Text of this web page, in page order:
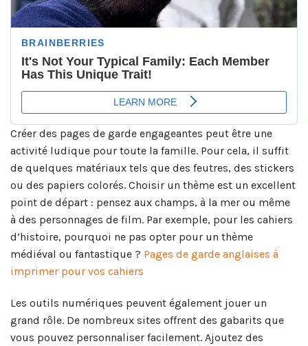
Créer des pages de garde engageantes peut être une
activité ludique pour toute la famille. Pour cela, il suffit
de quelques matériaux tels que des feutres, des stickers
ou des papiers colorés. Choisir un thème est un excellent
point de départ : pensez aux champs, à la mer ou même
à des personnages de film. Par exemple, pour les cahiers
d’histoire, pourquoi ne pas opter pour un thème
médiéval ou fantastique ? Pages de garde anglaises à
imprimer pour vos cahiers
Les outils numériques peuvent également jouer un
grand rôle. De nombreux sites offrent des gabarits que
vous pouvez personnaliser facilement. Ajoutez des